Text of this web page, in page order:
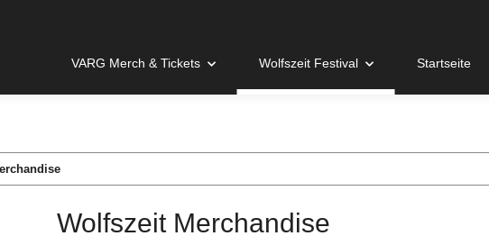
VARG Merch & Tickets Wolfszeit Festival Startseite
Wolfszeit Merchandise